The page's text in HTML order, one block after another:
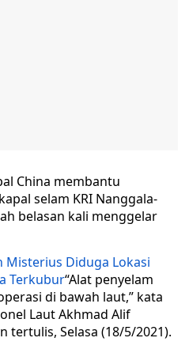
China membantu
selam KRI Nanggala-
belasan kali menggelar
Misterius Diduga Lokasi
Terkubur“Alat penyelam
di bawah laut,” kata
Laut Akhmad Alif
tertulis, Selasa (18/5/2021).